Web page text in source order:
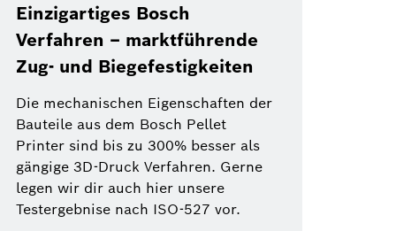
Einzigartiges Bosch
Verfahren – marktführende
Zug- und Biegefestigkeiten
Die mechanischen Eigenschaften der
Bauteile aus dem Bosch Pellet
Printer sind bis zu 300% besser als
gängige 3D-Druck Verfahren. Gerne
legen wir dir auch hier unsere
Testergebnise nach ISO-527 vor.